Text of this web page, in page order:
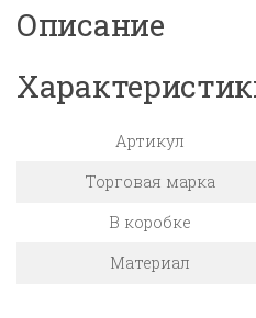
(UNI
ISO4254)
Описание
Артикул
Торговая марка
В коробке
Материал